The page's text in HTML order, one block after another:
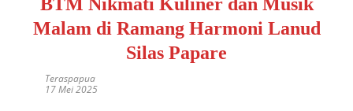
Malam di Ramang Harmoni Lanud
Silas Papare
Teraspapua
17 Mei 2025